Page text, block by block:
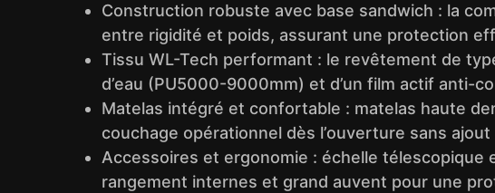
Construction robuste avec base sandwich : la
entre rigidité et poids, assurant une protection
Tissu WL-Tech performant : le revêtement de
d’eau (PU5000-9000mm) et d’un film actif anti-
Matelas intégré et confortable : matelas haute
couchage opérationnel dès l’ouverture sans
Accessoires et ergonomie : échelle télescopique
rangement internes et grand auvent pour une